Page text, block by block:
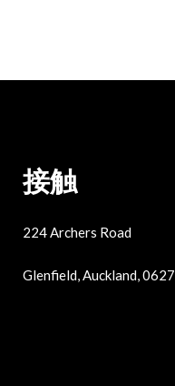
接触
224 Archers Road
Glenfield, Auckland, 0627